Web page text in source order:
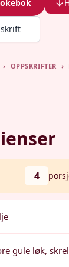
› OPPSKRIFTER ›
4
gule løk,